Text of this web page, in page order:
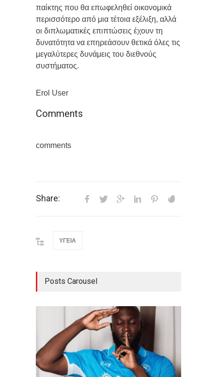
παίκτης που θα επωφεληθεί οικονομικά
περισσότερο από μια τέτοια εξέλιξη, αλλά
οι διπλωματικές επιπτώσεις έχουν τη
δυνατότητα να επηρεάσουν θετικά όλες τις
μεγαλύτερες δυνάμεις του διεθνούς
συστήματος.
Erol User
Comments
comments
Share:
ΥΓΕΙΑ
Posts Carousel